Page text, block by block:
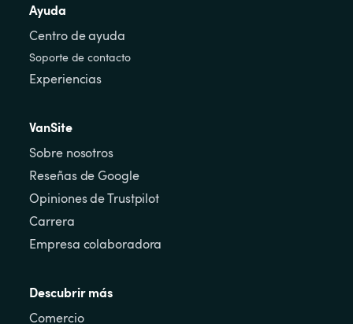
Ayuda
Centro de ayuda
Soporte de contacto
Experiencias
VanSite
Sobre nosotros
Reseñas de Google
Opiniones de Trustpilot
Carrera
Empresa colaboradora
Descubrir más
Comercio